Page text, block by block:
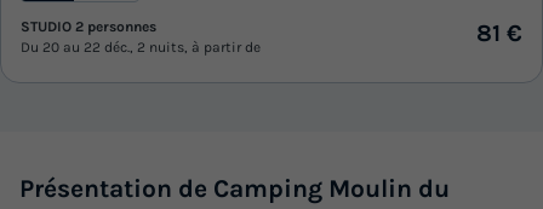
STUDIO 2 personnes
Du 20 au 22 déc., 2 nuits, à partir de
81 €
Présentation de Camping Moulin du